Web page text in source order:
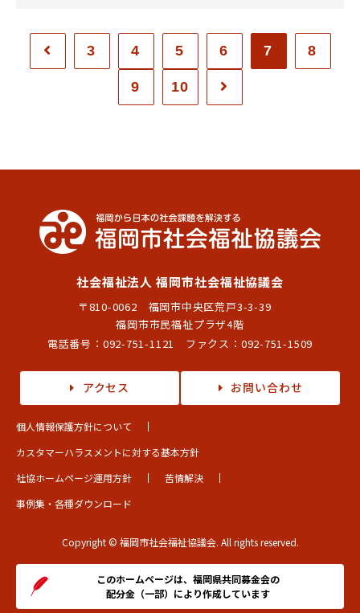
3 4 5 6 7 8
9 10
社会福祉法人 福岡市社会福祉協議会
〒810-0062 福岡市中央区荒戸3-3-39
福岡市市民福祉プラザ4階
電話番号： 092-751-1121 ファクス：092-751-1509
アクセス お問い合わせ
個人情報保護方針について
カスタマーハラスメントに対する基本方針
社協ホームページ運用方針
苦情解決
事例集・各種ダウンロード
Copyright © 福岡市社会福祉協議会. All rights reserved.
このホームページは、福岡県共同募金会の
配分金（一部）により作成しています